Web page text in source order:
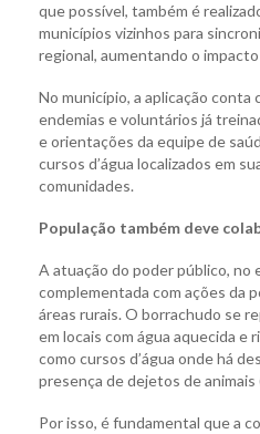
que possível, também é
municípios vizinhos para
regional, aumentando o impacto
No município, a aplicação conta
endemias e voluntários já
e orientações da equipe de
cursos d’água localizados em
comunidades.
População também deve
A atuação do poder público, no
complementada com ações da
áreas rurais. O borrachudo se
em locais com água aquecida e
como cursos d’água onde há
presença de dejetos de
Por isso, é fundamental que a